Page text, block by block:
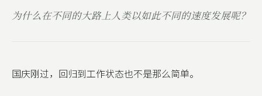
为什么在不同的大路上人类以如此不同的速度发展呢？
国庆刚过，回归到工作状态也不是那么简单。